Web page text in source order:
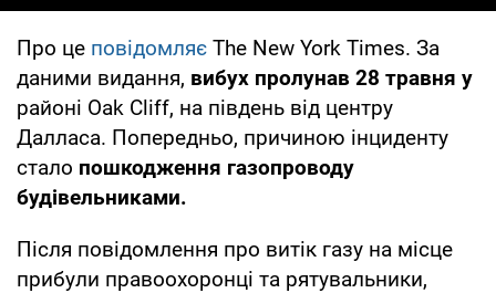
Про це повідомляє The New York Times. За
даними видання, вибух пролунав 28 травня у
районі Oak Cliff, на південь від центру
Далласа. Попередньо, причиною інциденту
стало пошкодження газопроводу
будівельниками.
Після повідомлення про витік газу на місце
прибули правоохоронці та рятувальники,